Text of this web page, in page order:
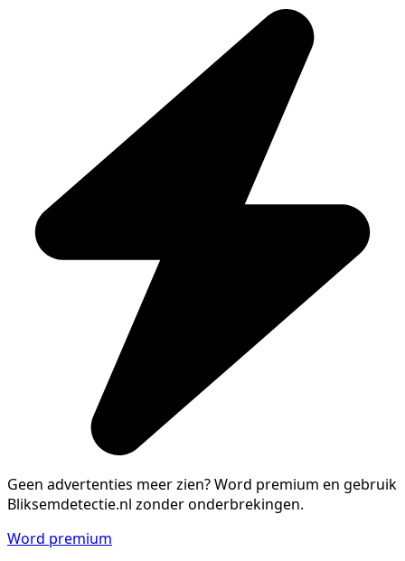
Geen advertenties meer zien?Word premium en gebruik
Bliksemdetectie.nl zonder onderbrekingen.
Word premium